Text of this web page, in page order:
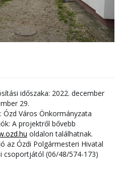
időszaka: 2022. december
29.
Ózd Város Önkormányzata
A projektről bővebb
oldalon találhatnak.
az Ózdi Polgármesteri Hivatal
csoportjától (06/48/574-173)